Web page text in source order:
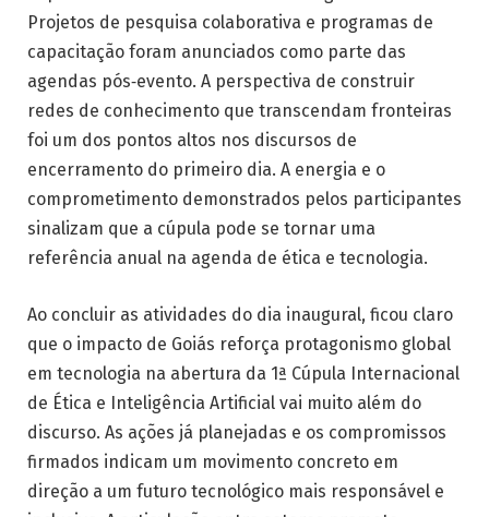
Projetos de pesquisa colaborativa e programas de
capacitação foram anunciados como parte das
agendas pós‑evento. A perspectiva de construir
redes de conhecimento que transcendam fronteiras
foi um dos pontos altos nos discursos de
encerramento do primeiro dia. A energia e o
comprometimento demonstrados pelos participantes
sinalizam que a cúpula pode se tornar uma
referência anual na agenda de ética e tecnologia.
Ao concluir as atividades do dia inaugural, ficou claro
que o impacto de Goiás reforça protagonismo global
em tecnologia na abertura da 1ª Cúpula Internacional
de Ética e Inteligência Artificial vai muito além do
discurso. As ações já planejadas e os compromissos
firmados indicam um movimento concreto em
direção a um futuro tecnológico mais responsável e